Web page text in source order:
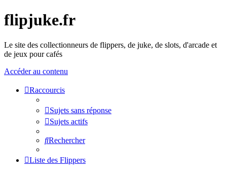
flipjuke.fr
Le site des collectionneurs de flippers, de juke, de slots, d'arcade et
de jeux pour cafés
Accéder au contenu
Raccourcis
Sujets sans réponse
Sujets actifs
Rechercher
Liste des Flippers